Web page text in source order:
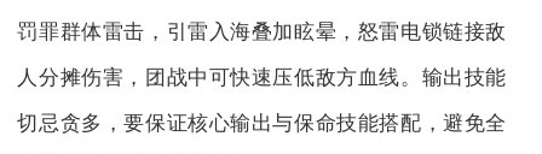
罚罪群体雷击，引雷入海叠加眩晕，怒雷电锁链接敌
人分摊伤害，团战中可快速压低敌方血线。输出技能
切忌贪多，要保证核心输出与保命技能搭配，避免全